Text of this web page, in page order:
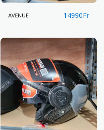
AVENUE 14990Fr